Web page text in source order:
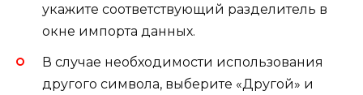
укажите соответствующий разделитель в
окне импорта данных.
В случае необходимости использования
другого символа, выберите «Другой» и